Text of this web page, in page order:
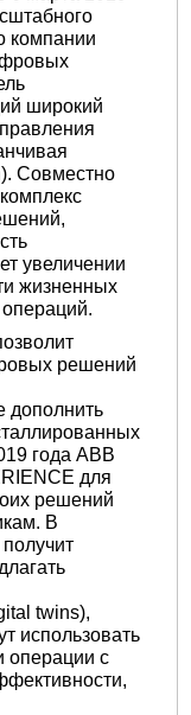
компании
широкий
Совместно
увеличении
жизненных
решений
дополнить
года ABB
для
решений
В
twins),
использовать
операции с